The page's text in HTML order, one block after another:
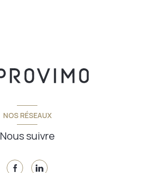
NOS RÉSEAUX
Nous suivre